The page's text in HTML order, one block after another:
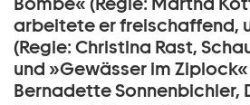
arbeitete er freischaffend,
(Regie: Christina Rast,
und »Gewässer im Ziplock«
Bernadette Sonnenbichler,